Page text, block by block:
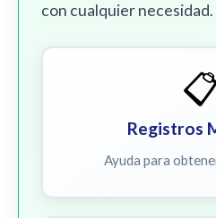
con cualquier necesidad.
Registros
Ayuda para